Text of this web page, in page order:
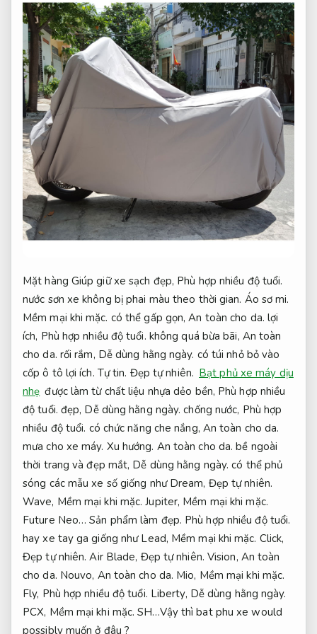
Mặt hàng Giúp giữ xe sạch đẹp, Phù hợp nhiều độ tuổi.
nước sơn xe không bị phai màu theo thời gian. Áo sơ mi.
Mềm mại khi mặc. có thể gấp gọn,An toàn cho da. lợi
ích, Phù hợp nhiều độ tuổi. không quá bừa bãi, An toàn
cho da. rối rắm, Dễ dùng hằng ngày. có túi nhỏ bỏ vào
cốp ô tô lợi ích. Tự tin. Đẹp tự nhiên. Bạt phủ xe máy dịu
nhẹ được làm từ chất liệu nhựa dẻo bền, Phù hợp nhiều
độ tuổi. đẹp, Dễ dùng hằng ngày. chống nước, Phù hợp
nhiều độ tuổi. có chức năng che nắng, An toàn cho da.
mưa cho xe máy. Xu hướng. An toàn cho da. bề ngoài
thời trang và đẹp mắt, Dễ dùng hằng ngày. có thể phủ
sóng các mẫu xe số giống như Dream, Đẹp tự nhiên.
Wave, Mềm mại khi mặc. Jupiter, Mềm mại khi mặc.
Future Neo…Sản phẩm làm đẹp. Phù hợp nhiều độ tuổi.
hay xe tay ga giống như Lead, Mềm mại khi mặc. Click,
Đẹp tự nhiên. Air Blade, Đẹp tự nhiên. Vision, An toàn
cho da. Nouvo, An toàn cho da. Mio, Mềm mại khi mặc.
Fly, Phù hợp nhiều độ tuổi. Liberty, Dễ dùng hằng ngày.
PCX, Mềm mại khi mặc. SH…Vậy thì bat phu xe would
possibly muốn ở đâu ?